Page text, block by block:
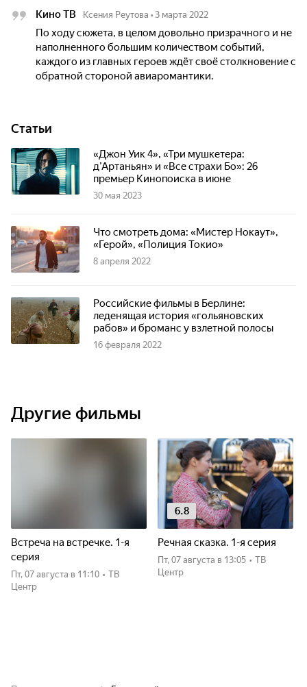
Кино ТВ Ксения Реутова • 3 марта 2022
По ходу сюжета, в целом довольно призрачного и не
наполненного большим количеством событий,
каждого из главных героев ждёт своё столкновение с
обратной стороной авиаромантики.
Статьи
«Джон Уик 4», «Три мушкетера:
д’Артаньян» и «Все страхи Бо»: 26
премьер Кинопоиска в июне
30 мая 2023
Что смотреть дома: «Мистер Нокаут»,
«Герой», «Полиция Токио»
8 апреля 2022
Российские фильмы в Берлине:
леденящая история «гольяновских
рабов» и броманс у взлетной полосы
16 февраля 2022
Другие фильмы
Встреча на встречке. 1-я
серия
пт, 07 августа в 11:10 • ТВ
Центр
6.8
Речная сказка. 1-я серия
пт, 07 августа в 13:05 • ТВ
Центр